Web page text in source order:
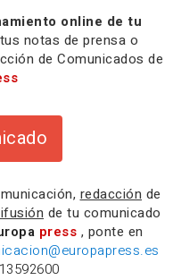
online de tu
notas de prensa o
de Comunicados de
redacción de
de tu comunicado
press , ponte en